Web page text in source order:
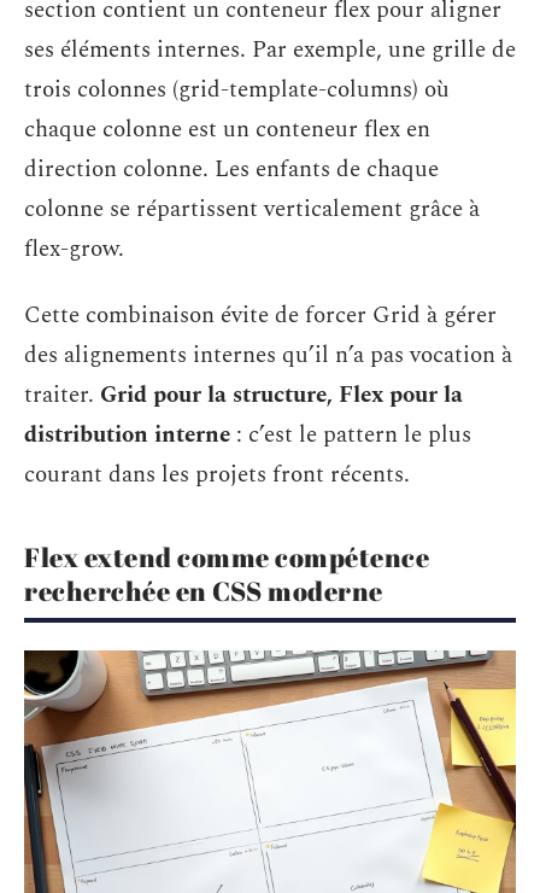
section contient un conteneur flex pour aligner
ses éléments internes. Par exemple, une grille de
trois colonnes (grid-template-columns) où
chaque colonne est un conteneur flex en
direction colonne. Les enfants de chaque
colonne se répartissent verticalement grâce à
flex-grow.
Cette combinaison évite de forcer Grid à gérer
des alignements internes qu’il n’a pas vocation à
traiter. Grid pour la structure, Flex pour la
distribution interne : c’est le pattern le plus
courant dans les projets front récents.
Flex extend comme compétence
recherchée en CSS moderne